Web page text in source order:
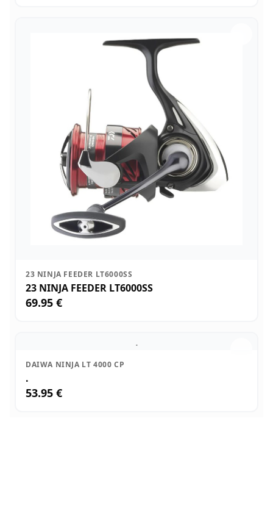
23 NINJA FEEDER LT6000SS
23 NINJA FEEDER LT6000SS
69.95 €
.
DAIWA NINJA LT 4000 CP
.
53.95 €